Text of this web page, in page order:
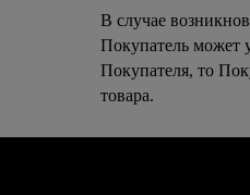
В случае
Покупатель может
Покупателя, то
товара.